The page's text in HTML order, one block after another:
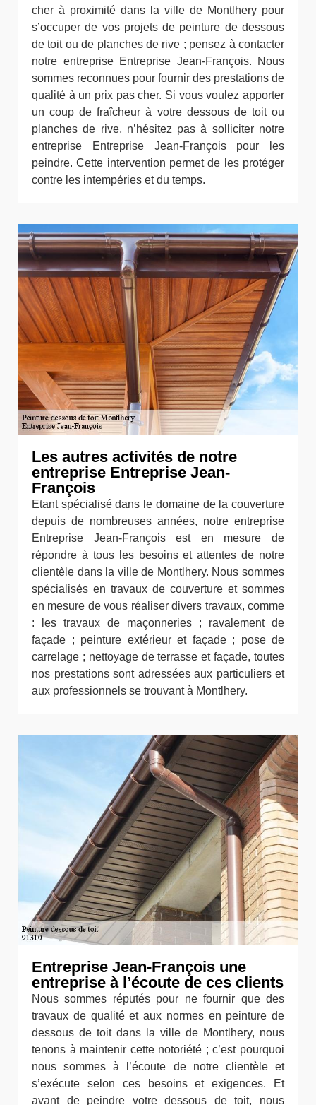
cher à proximité dans la ville de Montlhery pour
s’occuper de vos projets de peinture de dessous
de toit ou de planches de rive ; pensez à contacter
notre entreprise Entreprise Jean-François. Nous
sommes reconnues pour fournir des prestations de
qualité à un prix pas cher. Si vous voulez apporter
un coup de fraîcheur à votre dessous de toit ou
planches de rive, n’hésitez pas à solliciter notre
entreprise Entreprise Jean-François pour les
peindre. Cette intervention permet de les protéger
contre les intempéries et du temps.
Les autres activités de notre
entreprise Entreprise Jean-
François
Etant spécialisé dans le domaine de la couverture
depuis de nombreuses années, notre entreprise
Entreprise Jean-François est en mesure de
répondre à tous les besoins et attentes de notre
clientèle dans la ville de Montlhery. Nous sommes
spécialisés en travaux de couverture et sommes
en mesure de vous réaliser divers travaux, comme
: les travaux de maçonneries ; ravalement de
façade ; peinture extérieur et façade ; pose de
carrelage ; nettoyage de terrasse et façade, toutes
nos prestations sont adressées aux particuliers et
aux professionnels se trouvant à Montlhery.
Entreprise Jean-François une
entreprise à l’écoute de ces clients
Nous sommes réputés pour ne fournir que des
travaux de qualité et aux normes en peinture de
dessous de toit dans la ville de Montlhery, nous
tenons à maintenir cette notoriété ; c’est pourquoi
nous sommes à l’écoute de notre clientèle et
s’exécute selon ces besoins et exigences. Et
avant de peindre votre dessous de toit, nous